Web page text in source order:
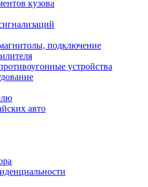
кузова
подключение
устройства
авто